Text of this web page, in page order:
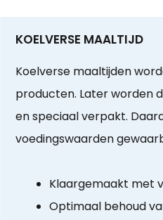
KOELVERSE MAALTIJD
Koelverse maaltijden
producten. Later worden
en speciaal verpakt.
voedingswaarden
Klaargemaakt met
Optimaal behoud